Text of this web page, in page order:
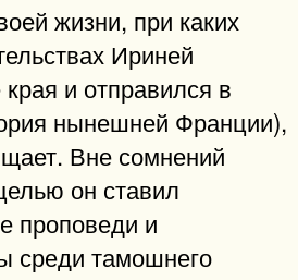
жизни, при каких
Ириней
и отправился в
нынешней Франции),
Вне сомнений
он ставил
проповеди и
среди тамошнего